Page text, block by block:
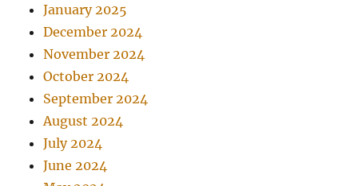
January 2025
December 2024
November 2024
October 2024
September 2024
August 2024
July 2024
June 2024